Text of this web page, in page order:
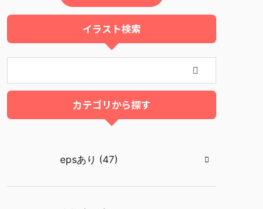
イラスト検索
カテゴリから探す
epsあり (47)